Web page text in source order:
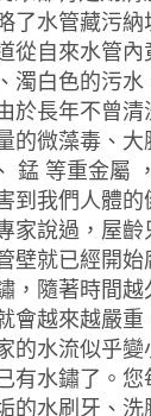
了水管藏污納
從自來水管內
濁白色的污水
於長年不曾清
的微藻毒、大
錳 等重金屬
到我們人體的
說過，屋齡
壁就已經開始
，隨著時間越
會越來越嚴重
的水流似乎變
有水鏽了。您
的水刷牙、洗